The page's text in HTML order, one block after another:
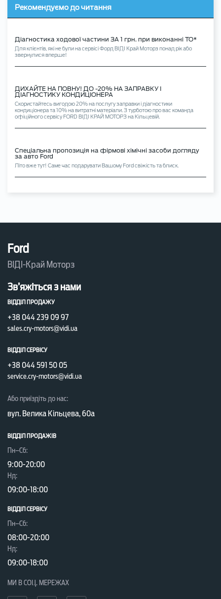
Рекомендуємо до читання
Діагностика ходової частини ЗА 1 грн. при виконанні ТО*
Для клієнтів, які не були на сервісі Форд ВІДІ Край Моторз понад рік або
звернулися вперше!
ДИХАЙТЕ НА ПОВНУ! ДО -20% НА ЗАПРАВКУ І
ДІАГНОСТИКУ КОНДИЦІОНЕРА
Скористайтесь вигодою 20% на послугу заправки і діагностики
кондиціонера та 10% на витратні матеріали. З турботою про вас команда
офіційного сервісу FORD ВІДІ КРАЙ МОТОРЗ на Кільцевій.
Спеціальна пропозиція на фірмові хімічні засоби догляду
за авто Ford
Літо вже тут! Саме час подарувати Вашому Ford свіжість та блиск.
Ford
ВІДІ-Край Моторз
Зв’яжіться з нами
ВІДДІЛ ПРОДАЖУ
+38 044 239 09 97
sales.cry-motors@vidi.ua
ВІДДІЛ СЕРВІСУ
+38 044 591 50 05
service.cry-motors@vidi.ua
Або приїздіть до нас:
вул. Велика Кільцева, 60а
ВІДДІЛ ПРОДАЖІВ
Пн–Сб:
9:00-20:00
Нд:
09:00-18:00
ВІДДІЛ CЕРВІСУ
Пн–Сб:
08:00-20:00
Нд:
09:00-18:00
МИ В СОЦ. МЕРЕЖАХ